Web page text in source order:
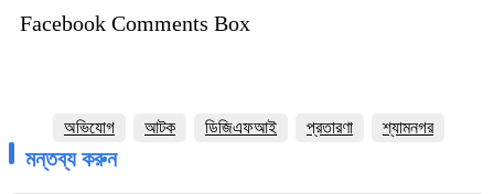
Facebook Comments Box
অভিযোগ আটক ডিজিএফআই প্রতারণা শ্যামনগর
মন্তব্য করুন